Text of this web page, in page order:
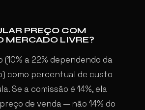
PREÇO COM
MERCADO LIVRE?
(10% a 22% dependendo da
como percentual de custo
Se a comissão é 14%, ela
de venda — não 14% do